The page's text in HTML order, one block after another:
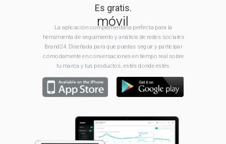
móvil
La aplicación complementaria perfecta para la
herramienta de seguimiento y análisis de redes sociales
Brand24. Diseñada para que puedas seguir y participar
cómodamente en conversaciones en tiempo real sobre
tu marca y tus productos, estés donde estés.
Es gratis.